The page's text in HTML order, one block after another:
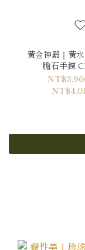
黃金神殿｜黃
膽石手鍊